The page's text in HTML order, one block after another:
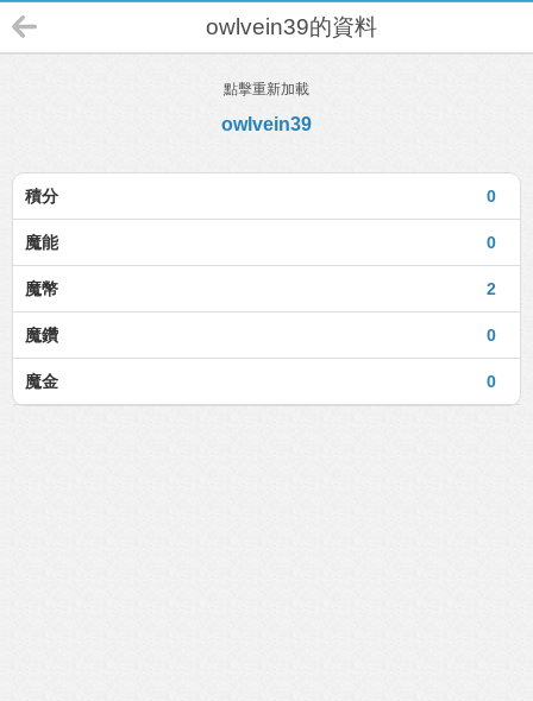
owlvein39的資料
點擊重新加載
owlvein39
0
積分
0
魔能
2
魔幣
0
魔鑽
0
魔金